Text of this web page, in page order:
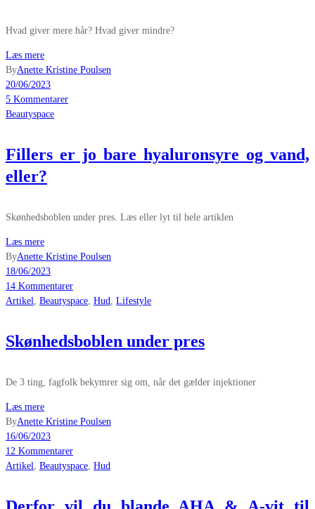
Hvad giver mere hår? Hvad giver mindre?
Læs mere
ByAnette Kristine Poulsen
20/06/2023
5 Kommentarer
Beautyspace
Fillers er jo bare hyaluronsyre og vand,
eller?
Skønhedsboblen under pres. Læs eller lyt til hele artiklen
Læs mere
ByAnette Kristine Poulsen
18/06/2023
14 Kommentarer
Artikel
Beautyspace Hud Lifestyle
Skønhedsboblen under pres
De 3 ting, fagfolk bekymrer sig om, når det gælder injektioner
Læs mere
ByAnette Kristine Poulsen
16/06/2023
12 Kommentarer
Artikel
Beautyspace Hud